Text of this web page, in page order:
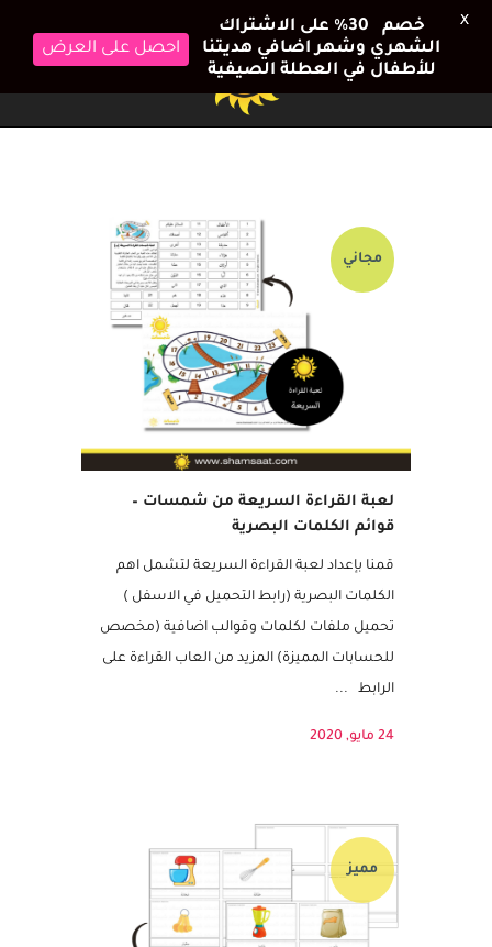
لعبة القراءة السريعة من شمسات –
قوائم الكلمات البصرية
قمنا بإعداد لعبة القراءة السريعة لتشمل اهم
الكلمات البصرية (رابط التحميل في الاسفل )
تحميل ملفات لكلمات وقوالب اضافية (مخصص
للحسابات المميزة) المزيد من العاب القراءة على
مميز
خصم 30٪ على الاشتراك
الشهري وشهر اضافي هديتنا
للأطفال في العطلة الصيفية
احصل على العرض
X